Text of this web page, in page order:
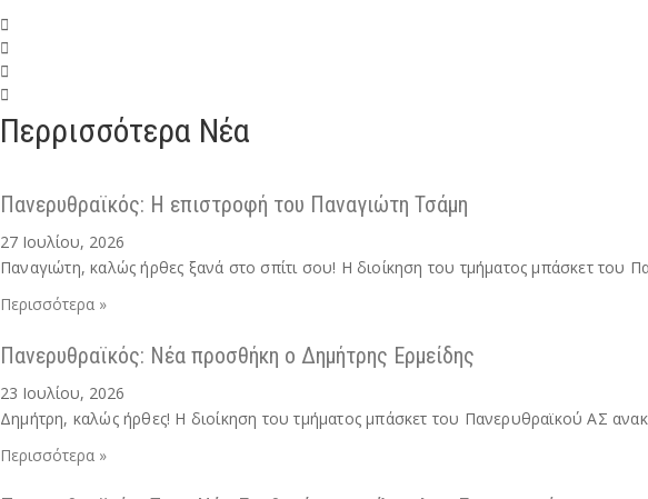
Περρισσότερα Νέα
Πανερυθραϊκός: Η επιστροφή του Παναγιώτη Τσάμη
27 Ιουλίου, 2026
Παναγιώτη, καλώς ήρθες ξανά στο σπίτι σου! Η διοίκηση του τμήματος μπάσκετ του
Περισσότερα »
Πανερυθραϊκός: Νέα προσθήκη ο Δημήτρης Ερμείδης
23 Ιουλίου, 2026
Δημήτρη, καλώς ήρθες! Η διοίκηση του τμήματος μπάσκετ του Πανερυθραϊκού ΑΣ
Περισσότερα »